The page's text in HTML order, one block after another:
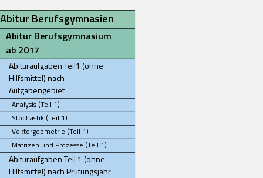
Abitur Berufsgymnasien
Abitur Berufsgymnasium
ab 2017
Abituraufgaben Teil1 (ohne
Hilfsmittel) nach
Aufgabengebiet
Analysis (Teil 1)
Stochastik (Teil 1)
Vektorgeometrie (Teil 1)
Matrizen und Prozesse (Teil 1)
Abituraufgaben Teil 1 (ohne
Hilfsmittel) nach Prüfungsjahr